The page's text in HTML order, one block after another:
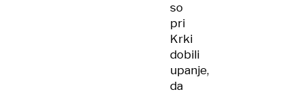
so
pri
Krki
dobili
upanje,
da